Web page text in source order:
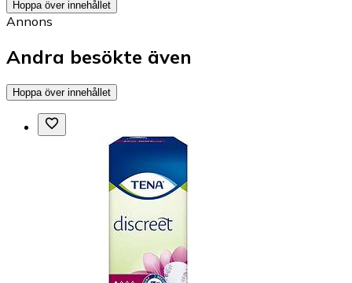
Hoppa över innehållet
Annons
Andra besökte även
Hoppa över innehållet